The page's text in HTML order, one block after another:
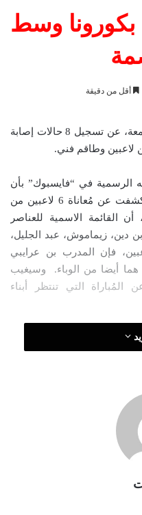
بكورونا وسط
أقل من دقيقة
كشف نادي اتحاد العاصمة، اليوم الجمعة، عن تسجيل 8 حالات إصابة
لاعبين وطاقم فني.
الرسمية في “فايسبوك” بأن
“الفحوصات التي خضع لها التعداد، كشفت عن مُعاناة 6 لاعبين من
أن القائمة الاسمية للعناصر
دين، زيماموش، عبد الجليل،
فإن المدرب بن عرايبي
هما أيضا من الوباء. وسيغيب
المُباراة التي تنتظر أبناء